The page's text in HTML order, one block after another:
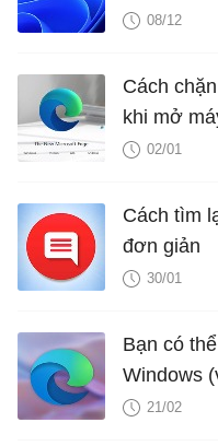
08/12
Cách
khi mở
02/01
Cách tìm
đơn giản
30/01
Bạn có
Windows
21/02